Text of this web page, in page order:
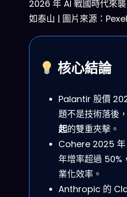
2026 年 AI 戰國時代來
如泰山 | 圖片來源：
核心結論
Palantir 股價
題不是技術落後
起的雙重夾擊。
Cohere 2025 年
年增率超過 50%
業化效率。
Anthropic 的